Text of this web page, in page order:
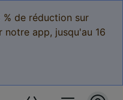
de réduction sur
app, jusqu'au 16